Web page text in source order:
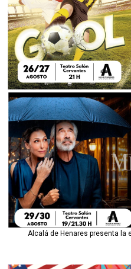
Alcalá de Henares presenta la